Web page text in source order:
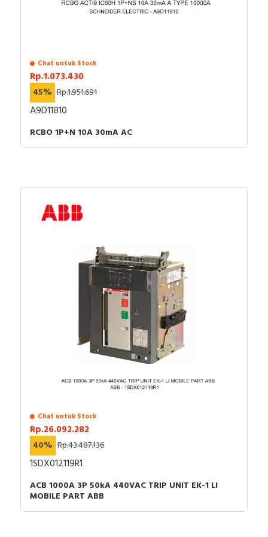
Chat untuk Stock
Rp.1.073.430
45% Rp.1.951.691
A9D11810
RCBO 1P+N 10A 30mA AC
Chat untuk Stock
Rp.26.092.282
40% Rp.43.487.136
1SDX012119R1
ACB 1000A 3P 50kA 440VAC TRIP UNIT EK-1 LI
MOBILE PART ABB